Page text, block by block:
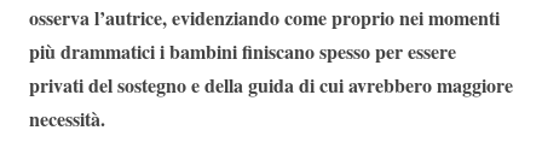
osserva l’autrice, evidenziando come proprio nei momenti
più drammatici i bambini finiscano spesso per essere
privati del sostegno e della guida di cui avrebbero maggiore
necessità.